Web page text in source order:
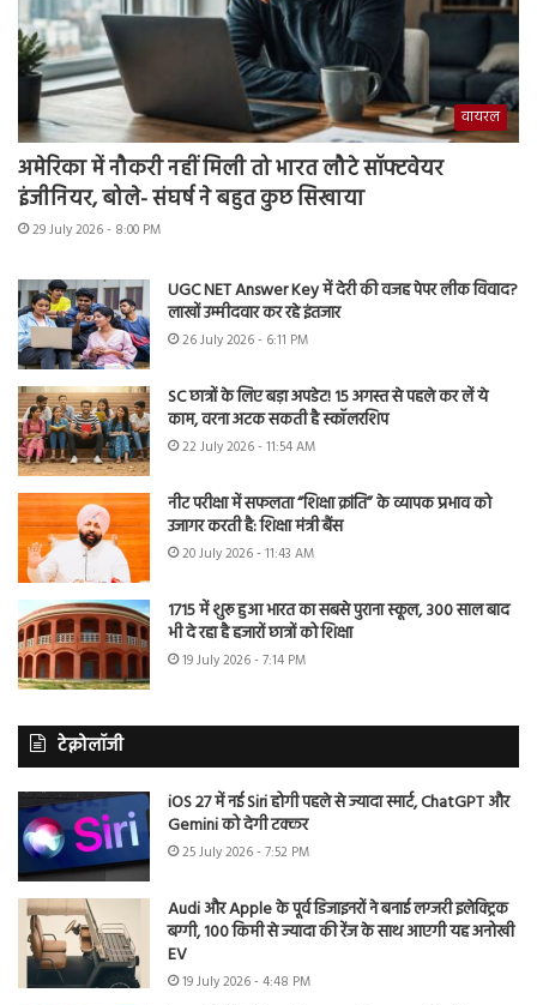
वायरल
अमेरिका में नौकरी नहीं मिली तो भारत लौटे सॉफ्टवेयर
इंजीनियर, बोले- संघर्ष ने बहुत कुछ सिखाया
29 July 2026 - 8:00 PM
UGC NET Answer Key में देरी की वजह पेपर लीक विवाद?
लाखों उम्मीदवार कर रहे इंतजार
26 July 2026 - 6:11 PM
SC छात्रों के लिए बड़ा अपडेट! 15 अगस्त से पहले कर लें ये
काम, वरना अटक सकती है स्कॉलरशिप
22 July 2026 - 11:54 AM
नीट परीक्षा में सफलता “शिक्षा क्रांति” के व्यापक प्रभाव को
उजागर करती है: शिक्षा मंत्री बैंस
20 July 2026 - 11:43 AM
1715 में शुरू हुआ भारत का सबसे पुराना स्कूल, 300 साल बाद
भी दे रहा है हजारों छात्रों को शिक्षा
19 July 2026 - 7:14 PM
टेक्नोलॉजी
iOS 27 में नई Siri होगी पहले से ज्यादा स्मार्ट, ChatGPT और
Gemini को देगी टक्कर
25 July 2026 - 7:52 PM
Audi और Apple के पूर्व डिजाइनरों ने बनाई लग्जरी इलेक्ट्रिक
बग्गी, 100 किमी से ज्यादा की रेंज के साथ आएगी यह अनोखी
EV
19 July 2026 - 4:48 PM